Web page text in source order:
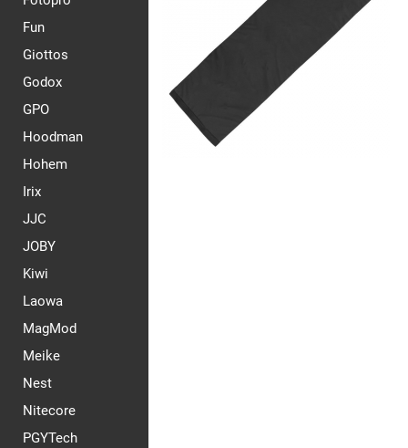
Fun
Giottos
Godox
GPO
Hoodman
Hohem
Irix
JJC
JOBY
Kiwi
Laowa
MagMod
Meike
Nest
Nitecore
PGYTech